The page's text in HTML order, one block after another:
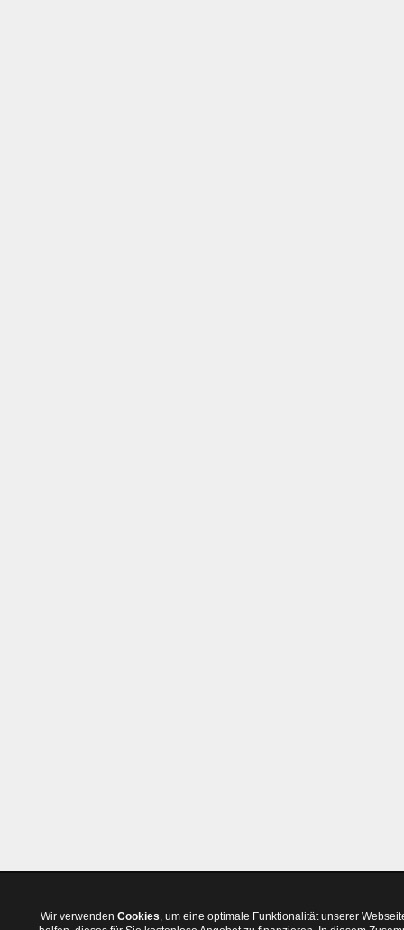
Wir verwenden Cookies, um eine optimale Funktionalität unserer